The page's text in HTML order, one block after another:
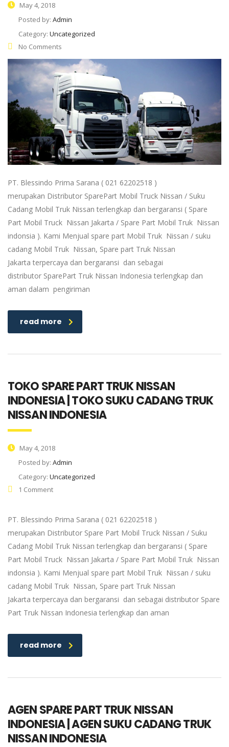
May 4, 2018
Posted by: Admin
Category: Uncategorized
No Comments
PT. Blessindo Prima Sarana ( 021 62202518 )
merupakan Distributor SparePart Mobil Truck Nissan / Suku
Cadang Mobil Truk Nissan terlengkap dan bergaransi ( Spare
Part Mobil Truck Nissan Jakarta / Spare Part Mobil Truk Nissan
indonsia ). Kami Menjual spare part Mobil Truk Nissan / suku
cadang Mobil Truk Nissan, Spare part Truk Nissan
Jakarta terpercaya dan bergaransi dan sebagai
distributor SparePart Truk Nissan Indonesia terlengkap dan
aman dalam pengiriman
read more
TOKO SPARE PART TRUK NISSAN
INDONESIA | TOKO SUKU CADANG TRUK
NISSAN INDONESIA
May 4, 2018
Posted by: Admin
Category: Uncategorized
1 Comment
PT. Blessindo Prima Sarana ( 021 62202518 )
merupakan Distributor Spare Part Mobil Truck Nissan / Suku
Cadang Mobil Truk Nissan terlengkap dan bergaransi ( Spare
Part Mobil Truck Nissan Jakarta / Spare Part Mobil Truk Nissan
indonsia ). Kami Menjual spare part Mobil Truk Nissan / suku
cadang Mobil Truk Nissan, Spare part Truk Nissan
Jakarta terpercaya dan bergaransi dan sebagai distributor Spare
Part Truk Nissan Indonesia terlengkap dan aman
read more
AGEN SPARE PART TRUK NISSAN
INDONESIA | AGEN SUKU CADANG TRUK
NISSAN INDONESIA